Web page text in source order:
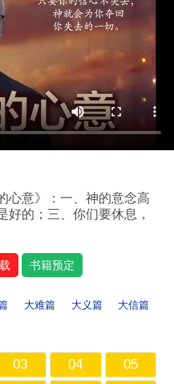
心意》：一、神的意念高
好的；三、你们要休息，
书籍预定
大难篇 大义篇 大信篇
03 04
05